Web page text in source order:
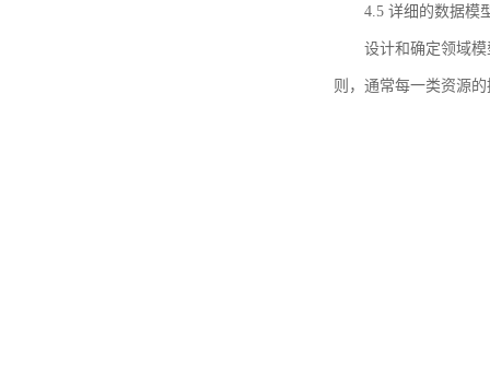
4.5 详细的数据模
设计和确定领域
则，通常每一类资源